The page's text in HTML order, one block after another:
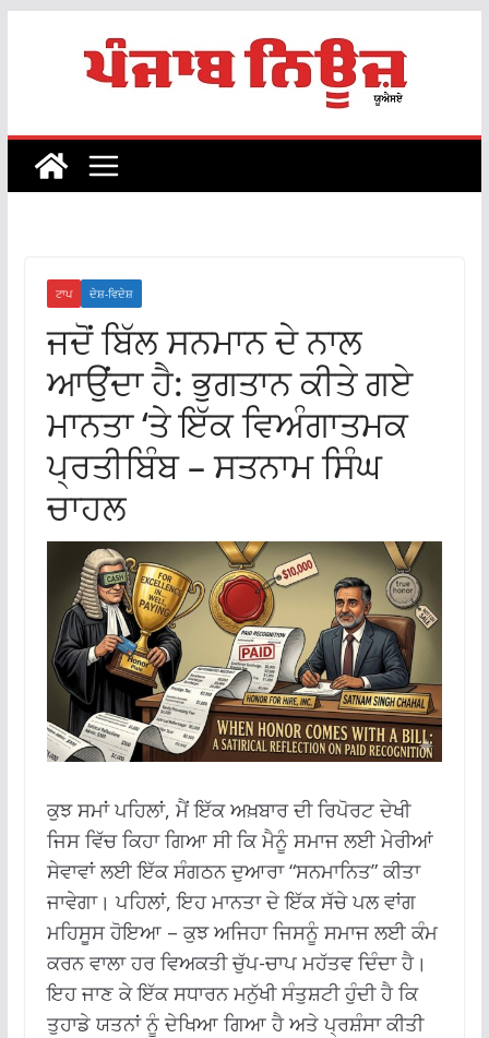
ਟਾਪ ਦੇਸ਼-ਵਿਦੇਸ਼
ਜਦੋਂ ਬਿੱਲ ਸਨਮਾਨ ਦੇ ਨਾਲ
ਆਉਂਦਾ ਹੈ: ਭੁਗਤਾਨ ਕੀਤੇ ਗਏ
ਮਾਨਤਾ ‘ਤੇ ਇੱਕ ਵਿਅੰਗਾਤਮਕ
ਪ੍ਰਤੀਬਿੰਬ – ਸਤਨਾਮ ਸਿੰਘ
ਚਾਹਲ
ਕੁਝ ਸਮਾਂ ਪਹਿਲਾਂ, ਮੈਂ ਇੱਕ ਅਖ਼ਬਾਰ ਦੀ ਰਿਪੋਰਟ ਦੇਖੀ
ਜਿਸ ਵਿੱਚ ਕਿਹਾ ਗਿਆ ਸੀ ਕਿ ਮੈਨੂੰ ਸਮਾਜ ਲਈ ਮੇਰੀਆਂ
ਸੇਵਾਵਾਂ ਲਈ ਇੱਕ ਸੰਗਠਨ ਦੁਆਰਾ “ਸਨਮਾਨਿਤ” ਕੀਤਾ
ਜਾਵੇਗਾ। ਪਹਿਲਾਂ, ਇਹ ਮਾਨਤਾ ਦੇ ਇੱਕ ਸੱਚੇ ਪਲ ਵਾਂਗ
ਮਹਿਸੂਸ ਹੋਇਆ – ਕੁਝ ਅਜਿਹਾ ਜਿਸਨੂੰ ਸਮਾਜ ਲਈ ਕੰਮ
ਕਰਨ ਵਾਲਾ ਹਰ ਵਿਅਕਤੀ ਚੁੱਪ-ਚਾਪ ਮਹੱਤਵ ਦਿੰਦਾ ਹੈ।
ਇਹ ਜਾਣ ਕੇ ਇੱਕ ਸਧਾਰਨ ਮਨੁੱਖੀ ਸੰਤੁਸ਼ਟੀ ਹੁੰਦੀ ਹੈ ਕਿ
ਤੁਹਾਡੇ ਯਤਨਾਂ ਨੂੰ ਦੇਖਿਆ ਗਿਆ ਹੈ ਅਤੇ ਪ੍ਰਸ਼ੰਸਾ ਕੀਤੀ